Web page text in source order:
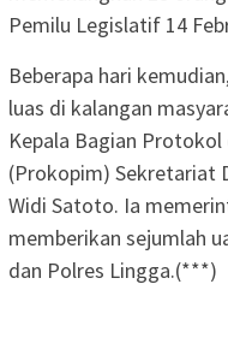
Pemilu Legislatif 14
Beberapa hari
luas di kalangan
Kepala Bagian
(Prokopim) Sekretariat
Widi Satoto. Ia
memberikan sejumlah
dan Polres Lingga.(***)